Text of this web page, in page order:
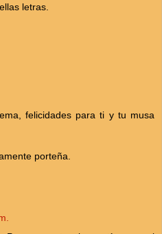
letras.
felicidades para ti y tu musa
porteña.